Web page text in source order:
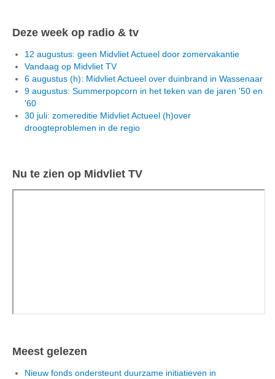
Deze week op radio & tv
12 augustus: geen Midvliet Actueel door zomervakantie
Vandaag op Midvliet TV
6 augustus (h): Midvliet Actueel over duinbrand in Wassenaar
9 augustus: Summerpopcorn in het teken van de jaren '50 en
'60
30 juli: zomereditie Midvliet Actueel (h)over
droogteproblemen in de regio
Nu te zien op Midvliet TV
Meest gelezen
Nieuw fonds ondersteunt duurzame initiatieven in